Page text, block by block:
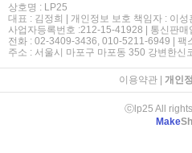
상호명 : LP25
대표 : 김정희 | 개인정보 보호 책임자 : 이성
사업자등록번호 :212-15-41928 | 통신판
전화 : 02-3409-3436, 010-5211-6949 | 팩
주소 : 서울시 마포구 마포동 350 강변한신
이용약관| 개인
ⓒlp25 All rights
Make